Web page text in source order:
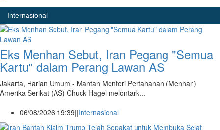
Internasional
Eks Menhan Sebut, Iran Pegang "Semua
Kartu" dalam Perang Lawan AS
Jakarta, Harian Umum - Mantan Menteri Pertahanan (Menhan)
Amerika Serikat (AS) Chuck Hagel melontark...
06/08/2026 19:39||Internasional